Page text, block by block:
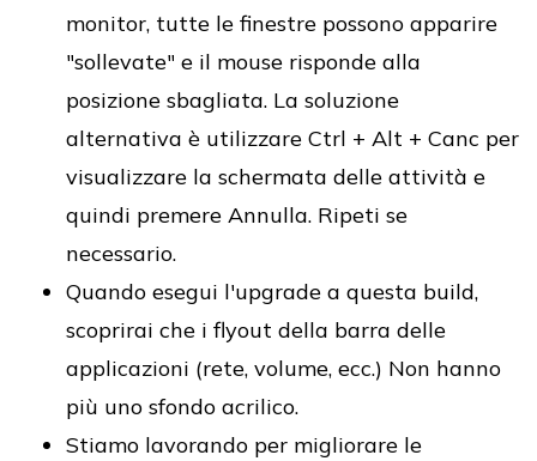
monitor, tutte le finestre possono apparire
"sollevate" e il mouse risponde alla
posizione sbagliata. La soluzione
alternativa è utilizzare Ctrl + Alt + Canc per
visualizzare la schermata delle attività e
quindi premere Annulla. Ripeti se
necessario.
Quando esegui l'upgrade a questa build,
scoprirai che i flyout della barra delle
applicazioni (rete, volume, ecc.) Non hanno
più uno sfondo acrilico.
Stiamo lavorando per migliorare le